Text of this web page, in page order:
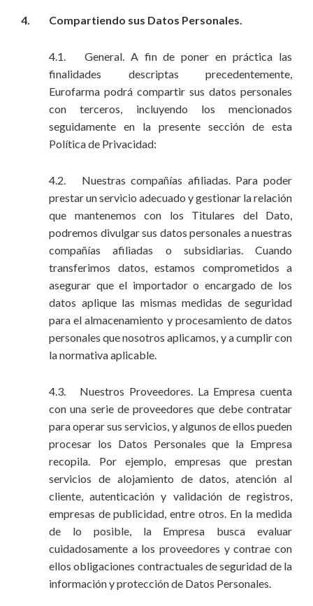
4. Compartiendo sus Datos Personales.
4.1. General. A fin de poner en práctica las
finalidades descriptas precedentemente,
Eurofarma podrá compartir sus datos personales
con terceros, incluyendo los mencionados
seguidamente en la presente sección de esta
Política de Privacidad:
4.2. Nuestras compañías afiliadas. Para poder
prestar un servicio adecuado y gestionar la relación
que mantenemos con los Titulares del Dato,
podremos divulgar sus datos personales a nuestras
compañías afiliadas o subsidiarias. Cuando
transferimos datos, estamos comprometidos a
asegurar que el importador o encargado de los
datos aplique las mismas medidas de seguridad
para el almacenamiento y procesamiento de datos
personales que nosotros aplicamos, y a cumplir con
la normativa aplicable.
4.3. Nuestros Proveedores. La Empresa cuenta
con una serie de proveedores que debe contratar
para operar sus servicios, y algunos de ellos pueden
procesar los Datos Personales que la Empresa
recopila. Por ejemplo, empresas que prestan
servicios de alojamiento de datos, atención al
cliente, autenticación y validación de registros,
empresas de publicidad, entre otros. En la medida
de lo posible, la Empresa busca evaluar
cuidadosamente a los proveedores y contrae con
ellos obligaciones contractuales de seguridad de la
información y protección de Datos Personales.